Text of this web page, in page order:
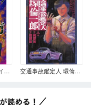
炎のサラリーマン イカルガ 交通事故鑑定人 環倫一郎 第一巻